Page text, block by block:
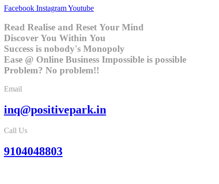
Facebook InstagramYoutube
Read Realise and Reset Your Mind
Discover You Within You
Success is nobody's Monopoly
Ease @ Online Business Impossible is possible
Problem? No problem!!
Email
inq@positivepark.in
Call Us
9104048803